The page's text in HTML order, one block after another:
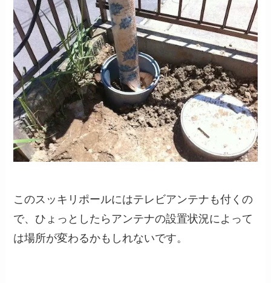
このスッキリポールにはテレビアンテナも付くの
で、ひょっとしたらアンテナの設置状況によって
は場所が変わるかもしれないです。